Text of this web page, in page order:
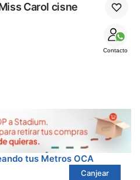
Carol cisne
Contacto
tus Metros OCA
Canjear